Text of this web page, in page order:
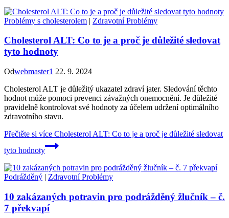
Problémy s cholesterolem | Zdravotní Problémy
Cholesterol ALT: Co to je a proč je důležité sledovat
tyto hodnoty
Odwebmaster1 22. 9. 2024
Cholesterol ALT je důležitý ukazatel zdraví jater. Sledování těchto
hodnot může pomoci prevenci závažných onemocnění. Je důležité
pravidelně kontrolovat své hodnoty za účelem udržení optimálního
zdravotního stavu.
Přečtěte si více Cholesterol ALT: Co to je a proč je důležité sledovat
tyto hodnoty
Podrážděný | Zdravotní Problémy
10 zakázaných potravin pro podrážděný žlučník – č.
7 překvapí